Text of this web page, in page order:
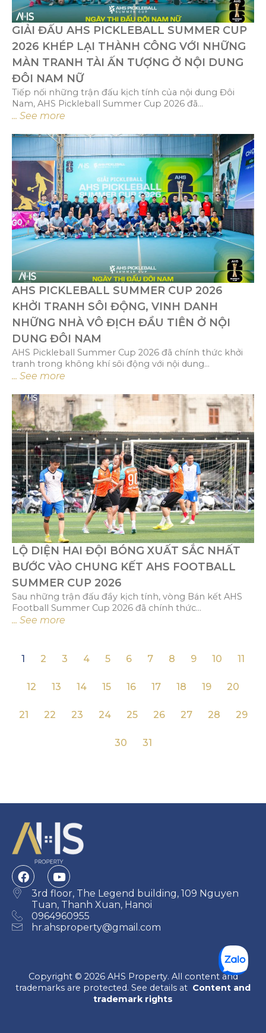
GIẢI ĐẤU AHS PICKLEBALL SUMMER CUP
2026 KHÉP LẠI THÀNH CÔNG VỚI NHỮNG
MÀN TRANH TÀI ẤN TƯỢNG Ở NỘI DUNG
ĐÔI NAM NỮ
Tiếp nối những trận đấu kịch tính của nội dung Đôi
Nam, AHS Pickleball Summer Cup 2026 đã...
... See more
AHS PICKLEBALL SUMMER CUP 2026
KHỞI TRANH SÔI ĐỘNG, VINH DANH
NHỮNG NHÀ VÔ ĐỊCH ĐẦU TIÊN Ở NỘI
DUNG ĐÔI NAM
AHS Pickleball Summer Cup 2026 đã chính thức khởi
tranh trong không khí sôi động với nội dung...
... See more
LỘ DIỆN HAI ĐỘI BÓNG XUẤT SẮC NHẤT
BƯỚC VÀO CHUNG KẾT AHS FOOTBALL
SUMMER CUP 2026
Sau những trận đấu đầy kịch tính, vòng Bán kết AHS
Football Summer Cup 2026 đã chính thức...
... See more
1 2 3 4 5 6 7 8 9 10 11
12 13 14 15 16 17 18 19 20
21 22 23 24 25 26 27 28 29
30 31
3rd floor, The Legend building, 109 Nguyen
Tuan, Thanh Xuan, Hanoi
0964960955
hr.ahsproperty@gmail.com
Copyright © 2026 AHS Property. All content and
trademarks are protected. See details at Content and
trademark rights